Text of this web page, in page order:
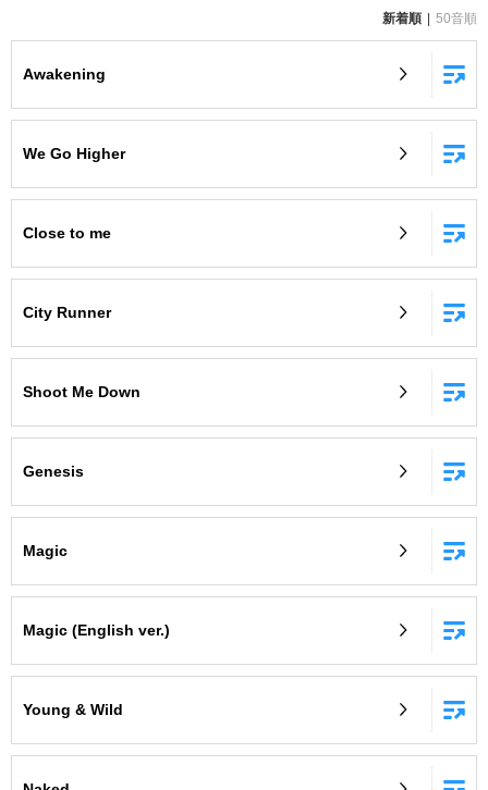
DAMの新曲・ランキングなど
自宅でカラオケ歌い放題！
新着順
50音順
Awakening
We Go Higher
Close to me
City Runner
Shoot Me Down
Genesis
Magic
Magic (English ver.)
Young & Wild